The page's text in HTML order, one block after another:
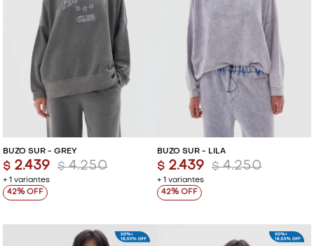
BUZO SUR - GREY
+ 1 variantes
$ 2.439 $ 4.250
42
BUZO SUR - LILA
+ 1 variantes
$ 2.439 $ 4.250
42